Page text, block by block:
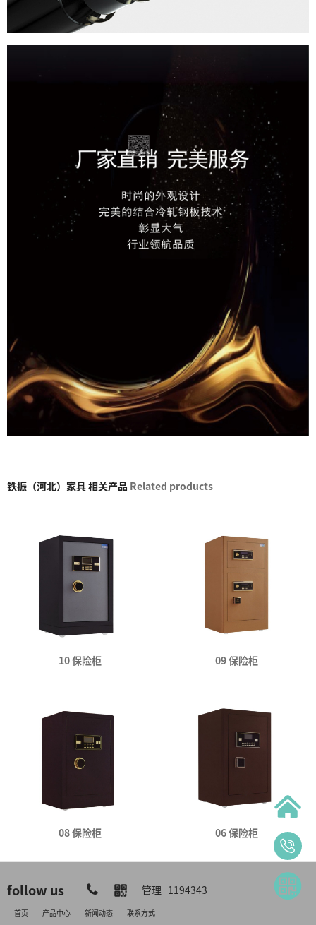
铁振（河北）家具 相关产品 Related products
10 保险柜 09 保险柜
08 保险柜 06 保险柜
follow us 管理 1194343
首页 产品中心 新闻动态 联系方式